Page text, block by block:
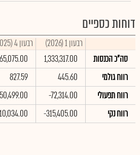
דוחות כספיים
רבעון 1 (2026) רבעון 4 (2025)
סה"כ הכנסות
1,333,317.00
רווח גולמי
445.60
827.59
רווח תפעולי
-72,314.00
רווח נקי
-315,405.00
10,034.00